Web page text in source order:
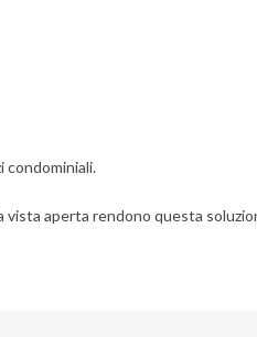
condominiali.
aperta rendono questa